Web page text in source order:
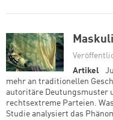
Artikel
mehr an traditionellen
autoritäre Deutungsmuster
rechtsextreme Parteien.
Studie analysiert das